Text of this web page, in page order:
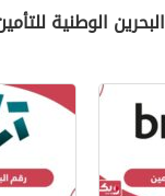
الوطنية